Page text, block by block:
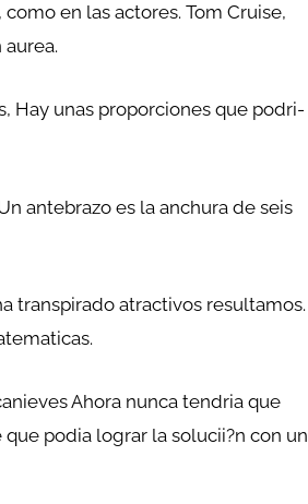
en las actores. Tom Cruise,
aurea.
Hay unas proporciones que podri­
antebrazo es la anchura de seis
transpirado atractivos resultamos.
Ahora nunca tendria que
podia lograr la solucii?n con un